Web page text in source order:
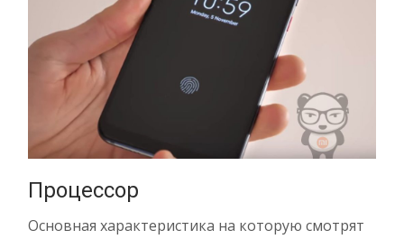
Процессор
Основная характеристика на которую смотрят